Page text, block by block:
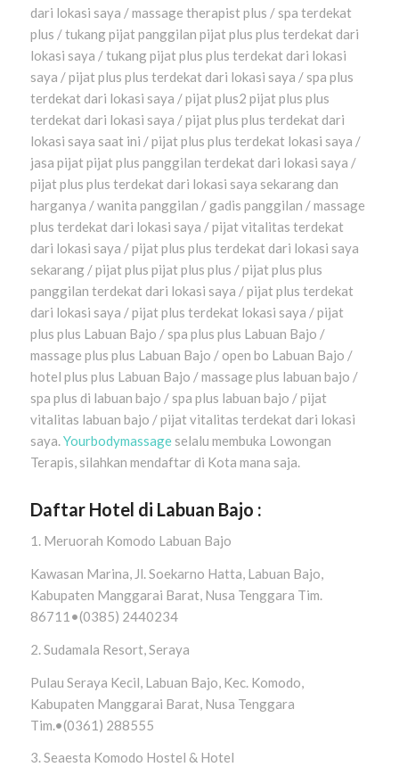
dari lokasi saya / massage therapist plus / spa terdekat
plus / tukang pijat panggilan pijat plus plus terdekat dari
lokasi saya / tukang pijat plus plus terdekat dari lokasi
saya / pijat plus plus terdekat dari lokasi saya / spa plus
terdekat dari lokasi saya / pijat plus2 pijat plus plus
terdekat dari lokasi saya / pijat plus plus terdekat dari
lokasi saya saat ini / pijat plus plus terdekat lokasi saya /
jasa pijat pijat plus panggilan terdekat dari lokasi saya /
pijat plus plus terdekat dari lokasi saya sekarang dan
harganya / wanita panggilan / gadis panggilan / massage
plus terdekat dari lokasi saya / pijat vitalitas terdekat
dari lokasi saya / pijat plus plus terdekat dari lokasi saya
sekarang / pijat plus pijat plus plus / pijat plus plus
panggilan terdekat dari lokasi saya / pijat plus terdekat
dari lokasi saya / pijat plus terdekat lokasi saya / pijat
plus plus Labuan Bajo / spa plus plus Labuan Bajo /
massage plus plus Labuan Bajo / open bo Labuan Bajo /
hotel plus plus Labuan Bajo / massage plus labuan bajo /
spa plus di labuan bajo / spa plus labuan bajo / pijat
vitalitas labuan bajo / pijat vitalitas terdekat dari lokasi
saya.Yourbodymassageselalu membuka Lowongan
Terapis, silahkan mendaftar di Kota mana saja.
Daftar Hotel di Labuan Bajo :
1. Meruorah Komodo Labuan Bajo
Kawasan Marina, Jl. Soekarno Hatta, Labuan Bajo,
Kabupaten Manggarai Barat, Nusa Tenggara Tim.
86711•(0385) 2440234
2. Sudamala Resort, Seraya
Pulau Seraya Kecil, Labuan Bajo, Kec. Komodo,
Kabupaten Manggarai Barat, Nusa Tenggara
Tim.•(0361) 288555
3. Seaesta Komodo Hostel & Hotel